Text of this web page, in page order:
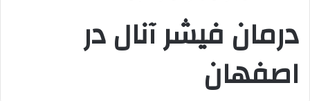
درمان فیشر آنال در
اصفهان